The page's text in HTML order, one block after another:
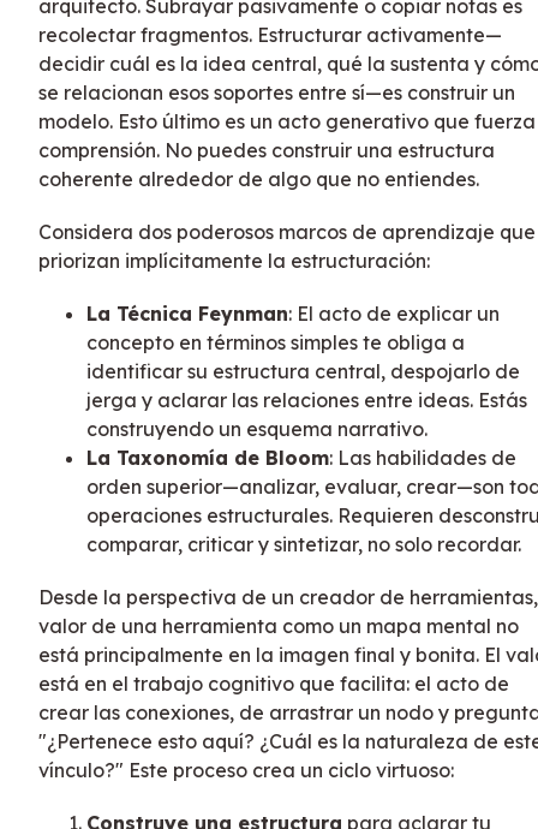
arquitecto. Subrayar pasivamente o copiar notas es
recolectar fragmentos. Estructurar activamente—
decidir cuál es la idea central, qué la sustenta y
se relacionan esos soportes entre sí—es construir un
modelo. Esto último es un acto generativo que
comprensión. No puedes construir una estructura
coherente alrededor de algo que no entiendes.
Considera dos poderosos marcos de aprendizaje que
priorizan implícitamente la estructuración:
La Técnica Feynman: El acto de explicar un
concepto en términos simples te obliga a
identificar su estructura central, despojarlo de
jerga y aclarar las relaciones entre ideas. Estás
construyendo un esquema narrativo.
La Taxonomía de Bloom: Las habilidades de
orden superior—analizar, evaluar, crear—son
operaciones estructurales. Requieren
comparar, criticar y sintetizar, no solo recordar.
Desde la perspectiva de un creador de
valor de una herramienta como un mapa mental no
está principalmente en la imagen final y bonita. El
está en el trabajo cognitivo que facilita: el acto de
crear las conexiones, de arrastrar un nodo y
"¿Pertenece esto aquí? ¿Cuál es la naturaleza de
vínculo?" Este proceso crea un ciclo virtuoso:
Construye una estructura para aclarar tu